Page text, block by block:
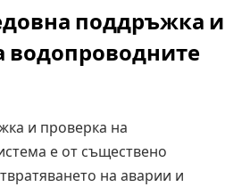
поддръжка и
водопроводните
и проверка на
е от съществено
на аварии и